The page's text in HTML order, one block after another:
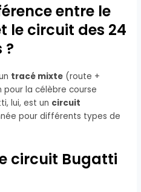
entre le
le circuit des 24
?
tracé mixte (route +
la célèbre course
lui, est un circuit
pour différents types de
circuit Bugatti